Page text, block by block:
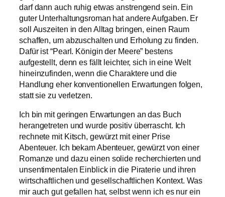
darf dann auch ruhig etwas anstrengend sein. Ein
guter Unterhaltungsroman hat andere Aufgaben. Er
soll Auszeiten in den Alltag bringen, einen Raum
schaffen, um abzuschalten und Erholung zu finden.
Dafür ist “Pearl. Königin der Meere” bestens
aufgestellt, denn es fällt leichter, sich in eine Welt
hineinzufinden, wenn die Charaktere und die
Handlung eher konventionellen Erwartungen folgen,
statt sie zu verletzen.
Ich bin mit geringen Erwartungen an das Buch
herangetreten und wurde positiv überrascht. Ich
rechnete mit Kitsch, gewürzt mit einer Prise
Abenteuer. Ich bekam Abenteuer, gewürzt von einer
Romanze und dazu einen solide recherchierten und
unsentimentalen Einblick in die Piraterie und ihren
wirtschaftlichen und gesellschaftlichen Kontext. Was
mir auch gut gefallen hat, selbst wenn ich es nur ein